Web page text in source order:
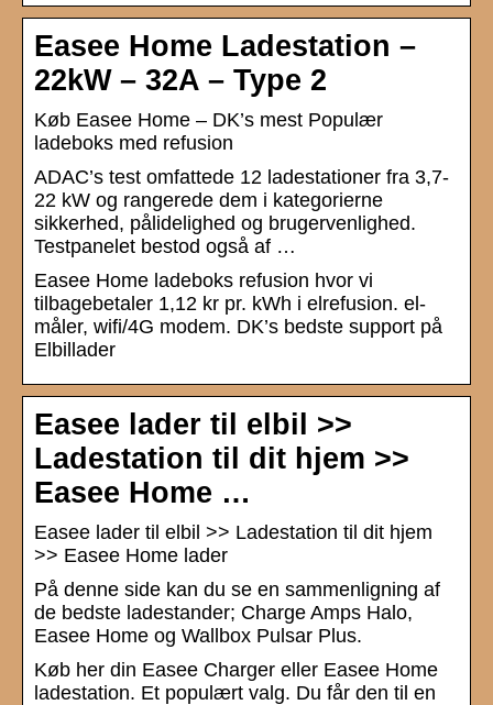
Easee Home Ladestation –
22kW – 32A – Type 2
Køb Easee Home – DK’s mest Populær
ladeboks med refusion
ADAC’s test omfattede 12 ladestationer fra 3,7-
22 kW og rangerede dem i kategorierne
sikkerhed, pålidelighed og brugervenlighed.
Testpanelet bestod også af …
Easee Home ladeboks refusion hvor vi
tilbagebetaler 1,12 kr pr. kWh i elrefusion. el-
måler, wifi/4G modem. DK’s bedste support på
Elbillader
Easee lader til elbil >>
Ladestation til dit hjem >>
Easee Home …
Easee lader til elbil >> Ladestation til dit hjem
>> Easee Home lader
På denne side kan du se en sammenligning af
de bedste ladestander; Charge Amps Halo,
Easee Home og Wallbox Pulsar Plus.
Køb her din Easee Charger eller Easee Home
ladestation. Et populært valg. Du får den til en